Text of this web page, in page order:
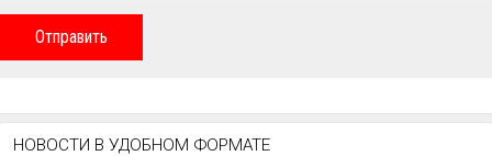
Отправить
НОВОСТИ В УДОБНОМ ФОРМАТЕ